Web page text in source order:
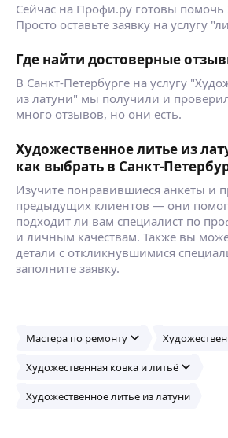
Сейчас на Профи.ру готовы помочь
Просто оставьте заявку на услугу
Где найти достоверные
В Санкт-Петербурге на услугу
из латуни" мы получили и
много отзывов, но они есть.
Художественное литье из
как выбрать в Санкт-
Изучите понравившиеся анкеты и
предыдущих клиентов — они
подходит ли вам специалист по
и личным качествам. Также вы
детали с откликнувшимися
заполните заявку.
Мастера по ремонту
Художественная ковка и литьё
Художественное литье из латуни